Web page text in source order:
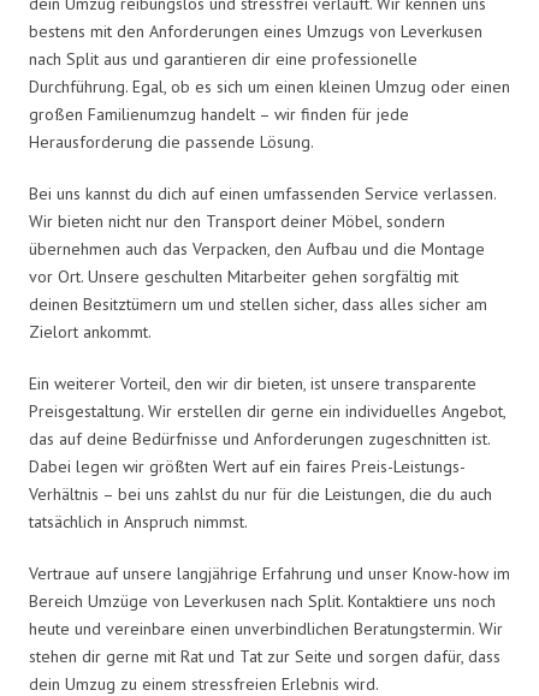
bestens mit den Anforderungen eines Umzugs von Leverkusen
nach Split aus und garantieren dir eine professionelle
Durchführung. Egal, ob es sich um einen kleinen Umzug oder einen
großen Familienumzug handelt – wir finden für jede
Herausforderung die passende Lösung.
Bei uns kannst du dich auf einen umfassenden Service verlassen.
Wir bieten nicht nur den Transport deiner Möbel, sondern
übernehmen auch das Verpacken, den Aufbau und die Montage
vor Ort. Unsere geschulten Mitarbeiter gehen sorgfältig mit
deinen Besitztümern um und stellen sicher, dass alles sicher am
Zielort ankommt.
Ein weiterer Vorteil, den wir dir bieten, ist unsere transparente
Preisgestaltung. Wir erstellen dir gerne ein individuelles Angebot,
das auf deine Bedürfnisse und Anforderungen zugeschnitten ist.
Dabei legen wir größten Wert auf ein faires Preis-Leistungs-
Verhältnis – bei uns zahlst du nur für die Leistungen, die du auch
tatsächlich in Anspruch nimmst.
Vertraue auf unsere langjährige Erfahrung und unser Know-how im
Bereich Umzüge von Leverkusen nach Split. Kontaktiere uns noch
heute und vereinbare einen unverbindlichen Beratungstermin. Wir
stehen dir gerne mit Rat und Tat zur Seite und sorgen dafür, dass
dein Umzug zu einem stressfreien Erlebnis wird.